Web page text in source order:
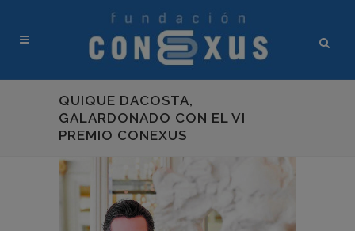
QUIQUE DACOSTA,
GALARDONADO CON EL VI
PREMIO CONEXUS